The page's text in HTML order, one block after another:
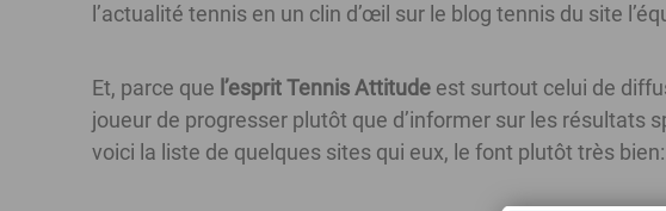
l’actualité tennis en un clin d’œil sur le blog tennis du site
Et, parce que l’esprit Tennis Attitude est surtout celui de
joueur de progresser plutôt que d’informer sur les résultats
voici la liste de quelques sites qui eux, le font plutôt très bien: